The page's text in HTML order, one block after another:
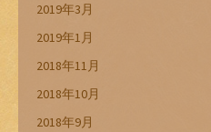
2019年3月
2019年1月
2018年11月
2018年10月
2018年9月